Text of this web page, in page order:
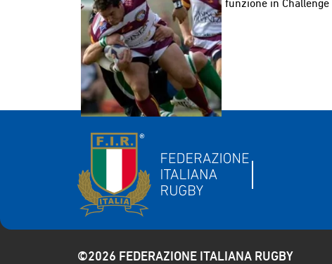
funzione in
©2026 FEDERAZIONE ITALIANA RUGBY